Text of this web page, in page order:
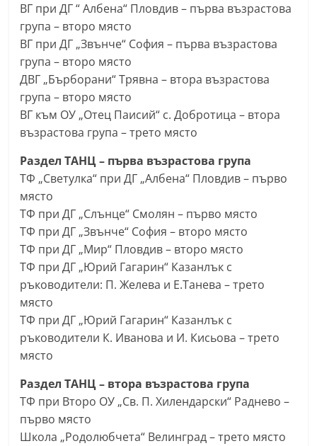
,
g
a
l
e
r
-
a
z
a
n
l
k
.
o
m
ВГ при ДГ “ Албена“ Пловдив – първа възрастова
група – второ място
ВГ при ДГ „Звънче“ София – първа възрастова
група – второ място
ДВГ „Бърборани“ Трявна – втора възрастова
група – второ място
ВГ към ОУ „Отец Паисий“ с. Добротица – втора
възрастова група – трето място
Раздел ТАНЦ – първа възрастова група
ТФ „Светулка“ при ДГ „Албена“ Пловдив – първо
място
ТФ при ДГ „Слънце“ Смолян – първо място
ТФ при ДГ „Звънче“ София – второ място
ТФ при ДГ „Мир“ Пловдив – второ място
ТФ при ДГ „Юрий Гагарин“ Казанлък с
ръководители: П. Желева и Е.Танева – трето
място
ТФ при ДГ „Юрий Гагарин“ Казанлък с
ръководители К. Иванова и И. Кисьова – трето
място
Раздел ТАНЦ – втора възрастова група
ТФ при Второ ОУ „Св. П. Хилендарски“ Раднево –
първо място
Школа „Родолюбчета“ Велинград – трето място